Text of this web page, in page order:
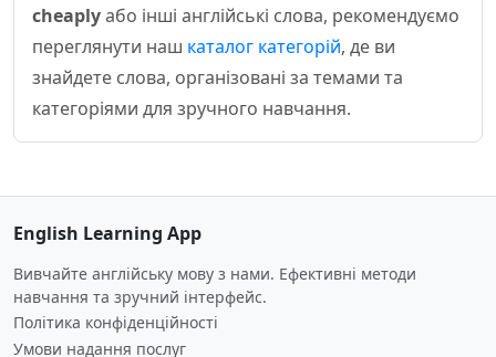
cheaplyабо інші англійські слова, рекомендуємо
переглянути наш каталог категорій, де ви
знайдете слова, організовані за темами та
категоріями для зручного навчання.
English Learning App
Вивчайте англійську мову з нами. Ефективні методи
навчання та зручний інтерфейс.
Політика конфіденційності
Умови надання послуг